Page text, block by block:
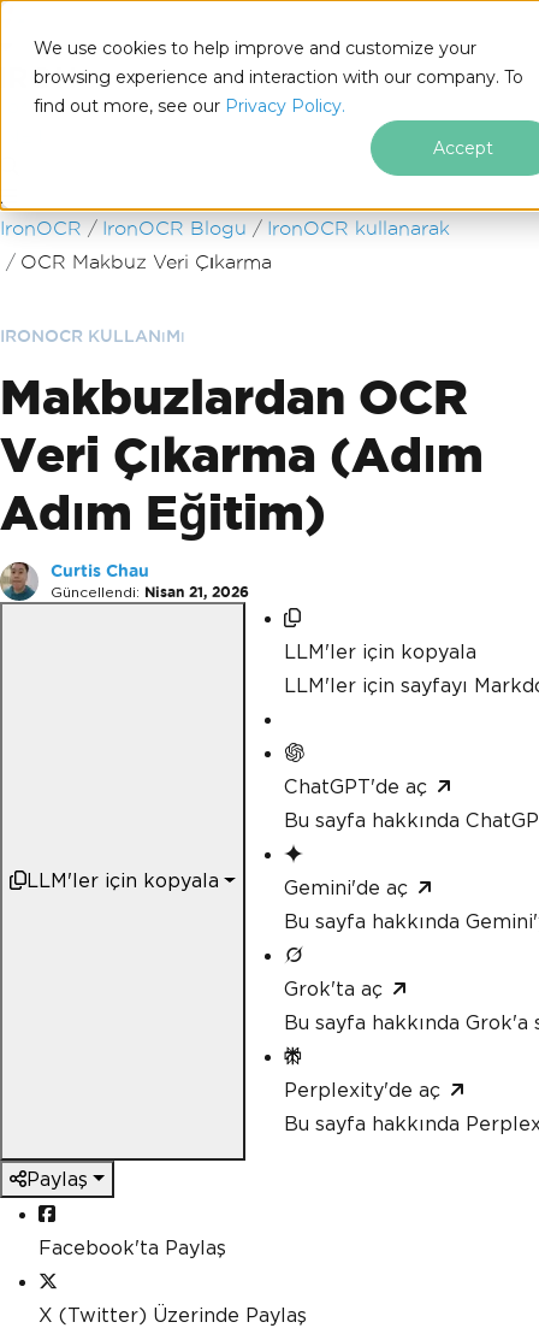
We use cookies to help improve and customize your
browsing experience and interaction with our company. To
find out more, see our Privacy Policy.
Accept
Altbilgi içeriğine atla
IronOCR IronOCR Blogu
IronOCR kullanarak
OCR Makbuz Veri Çıkarma
IRONOCR KULLANıMı
Makbuzlardan OCR
Veri Çıkarma (Adım
Adım Eğitim)
Curtis Chau
Güncellendi: Nisan 21, 2026
LLM'ler için kopyala
LLM'ler için kopyala
LLM'ler için sayfayı
ChatGPT'de aç
Bu sayfa hakkında
Gemini'de aç
Bu sayfa hakkında
Grok'ta aç
Bu sayfa hakkında Grok'a
Perplexity'de aç
Bu sayfa hakkında
Paylaş
Facebook'ta Paylaş
X (Twitter) Üzerinde Paylaş